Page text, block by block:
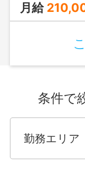
月給 210,000円〜
条件で
勤務エリア